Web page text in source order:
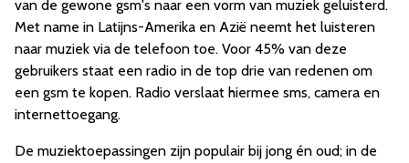
van de gewone gsm's naar een vorm van muziek geluisterd.
Met name in Latijns-Amerika en Azië neemt het luisteren
naar muziek via de telefoon toe. Voor 45% van deze
gebruikers staat een radio in de top drie van redenen om
een gsm te kopen. Radio verslaat hiermee sms, camera en
internettoegang.
De muziektoepassingen zijn populair bij jong én oud; in de